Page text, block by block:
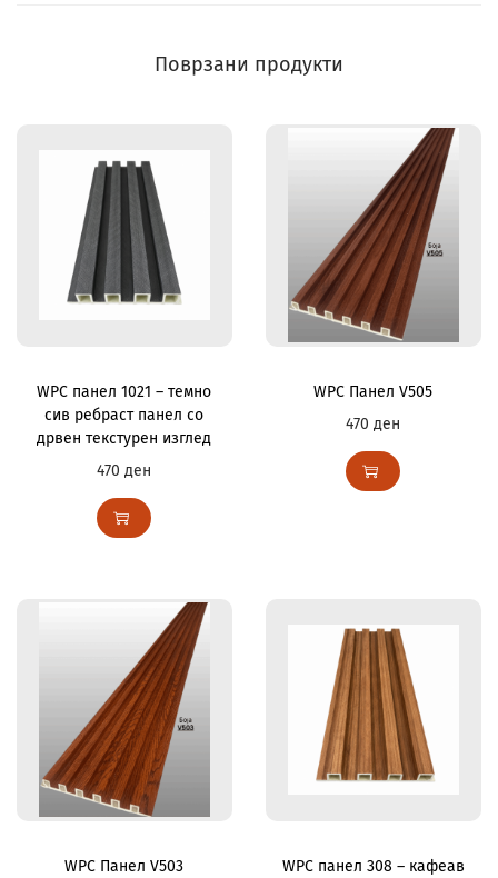
Поврзани продукти
WPC панел 1021 – темно
сив ребраст панел со
дрвен текстурен изглед
470ден
WPC Панел V505
470ден
WPC Панел V503
WPC панел 308 – кафеав